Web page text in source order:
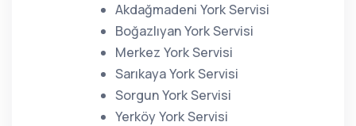
Akdağmadeni York Servisi
Boğazlıyan York Servisi
Merkez York Servisi
Sarıkaya York Servisi
Sorgun York Servisi
Yerköy York Servisi